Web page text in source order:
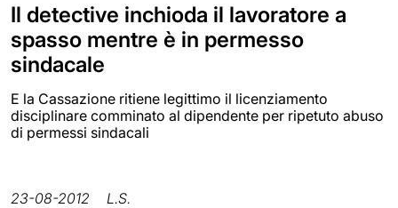
Il detective inchioda il lavoratore a
spasso mentre è in permesso
sindacale
E la Cassazione ritiene legittimo il licenziamento
disciplinare comminato al dipendente per ripetuto abuso
di permessi sindacali
23-08-2012 L.S.